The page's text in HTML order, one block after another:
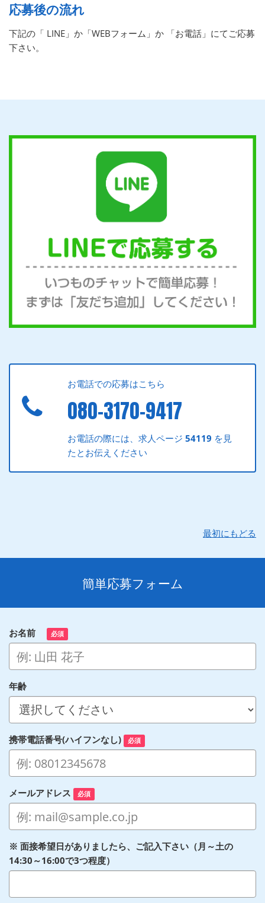
応募後の流れ
下記の「 LINE」か「WEBフォーム」か 「お電話」にてご応募
下さい。
お電話での応募はこちら
080-3170-9417
お電話の際には、求人ページ54119 を見
たとお伝えください
最初にもどる
簡単応募フォーム
お名前 必須
年齢
携帯電話番号(ハイフンなし) 必須
メールアドレス 必須
※ 面接希望日がありましたら、ご記入下さい（月～土の
14:30～16:00で3つ程度）